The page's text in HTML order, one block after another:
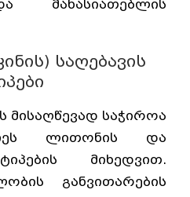
მახასიათებლის
საღებავის
მისაღწევად საჭიროა
ლითონის და
მიხედვით.
განვითარების